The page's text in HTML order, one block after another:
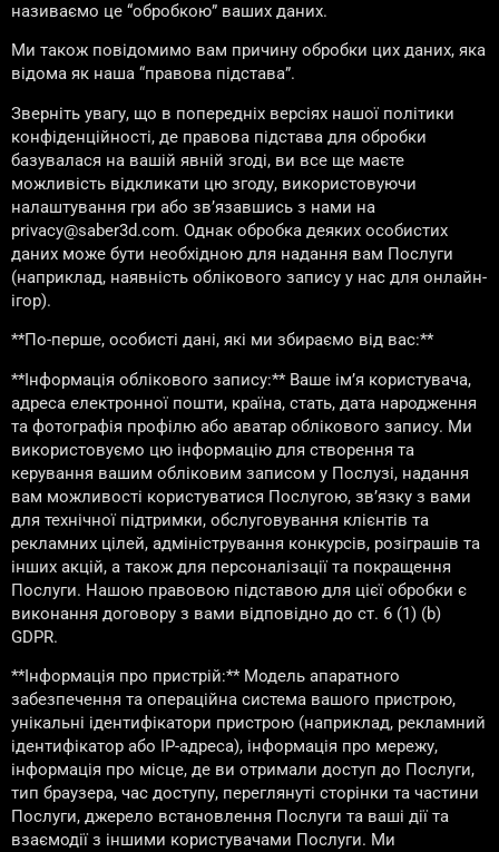
називаємо це “обробкою” ваших даних.
Ми також повідомимо вам причину обробки цих даних, яка
відома як наша “правова підстава”.
Зверніть увагу, що в попередніх версіях нашої політики
конфіденційності, де правова підстава для обробки
базувалася на вашій явній згоді, ви все ще маєте
можливість відкликати цю згоду, використовуючи
налаштування гри або зв’язавшись з нами на
privacy@saber3d.com. Однак обробка деяких особистих
даних може бути необхідною для надання вам Послуги
(наприклад, наявність облікового запису у нас для онлайн-
ігор).
**По-перше, особисті дані, які ми збираємо від вас:**
**Інформація облікового запису:** Ваше ім’я користувача,
адреса електронної пошти, країна, стать, дата народження
та фотографія профілю або аватар облікового запису. Ми
використовуємо цю інформацію для створення та
керування вашим обліковим записом у Послузі, надання
вам можливості користуватися Послугою, зв’язку з вами
для технічної підтримки, обслуговування клієнтів та
рекламних цілей, адміністрування конкурсів, розіграшів та
інших акцій, а також для персоналізації та покращення
Послуги. Нашою правовою підставою для цієї обробки є
виконання договору з вами відповідно до ст. 6 (1) (b)
GDPR.
**Інформація про пристрій:** Модель апаратного
забезпечення та операційна система вашого пристрою,
унікальні ідентифікатори пристрою (наприклад, рекламний
ідентифікатор або IP-адреса), інформація про мережу,
інформація про місце, де ви отримали доступ до Послуги,
тип браузера, час доступу, переглянуті сторінки та частини
Послуги, джерело встановлення Послуги та ваші дії та
взаємодії з іншими користувачами Послуги. Ми